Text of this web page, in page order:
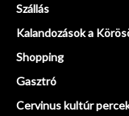
Szállás
Kalandozások a
Shopping
Gasztró
Cervinus kultúr